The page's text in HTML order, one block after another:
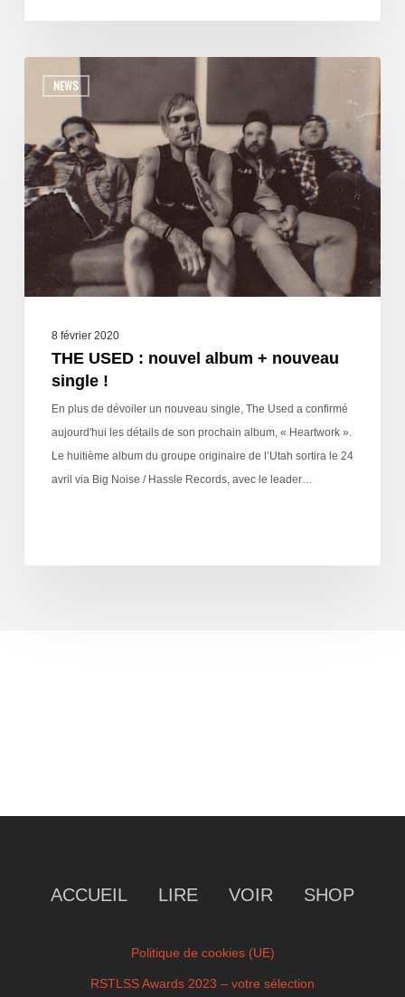
NEWS
8 février 2020
THE USED : nouvel album + nouveau
single !
En plus de dévoiler un nouveau single, The Used a confirmé
aujourd'hui les détails de son prochain album, « Heartwork ».
Le huitième album du groupe originaire de l’Utah sortira le 24
avril via Big Noise / Hassle Records, avec le leader…
ACCUEIL LIRE VOIR SHOP
Politique de cookies (UE)
RSTLSS Awards 2023 – votre sélection